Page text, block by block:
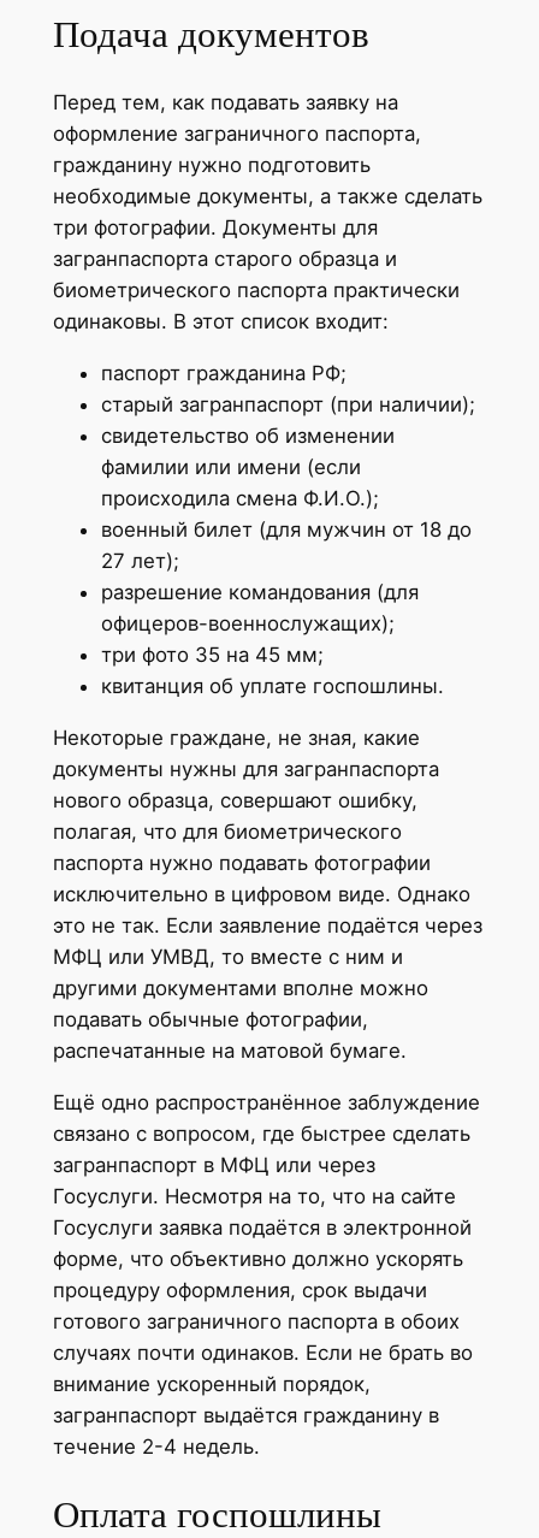
Подача документов
Перед тем, как подавать заявку на
оформление заграничного паспорта,
гражданину нужно подготовить
необходимые документы, а также сделать
три фотографии. Документы для
загранпаспорта старого образца и
биометрического паспорта практически
одинаковы. В этот список входит:
паспорт гражданина РФ;
старый загранпаспорт (при наличии);
свидетельство об изменении
фамилии или имени (если
происходила смена Ф.И.О.);
военный билет (для мужчин от 18 до
27 лет);
разрешение командования (для
офицеров-военнослужащих);
три фото 35 на 45 мм;
квитанция об уплате госпошлины.
Некоторые граждане, не зная, какие
документы нужны для загранпаспорта
нового образца, совершают ошибку,
полагая, что для биометрического
паспорта нужно подавать фотографии
исключительно в цифровом виде. Однако
это не так. Если заявление подаётся через
МФЦ или УМВД, то вместе с ним и
другими документами вполне можно
подавать обычные фотографии,
распечатанные на матовой бумаге.
Ещё одно распространённое заблуждение
связано с вопросом, где быстрее сделать
загранпаспорт в МФЦ или через
Госуслуги. Несмотря на то, что на сайте
Госуслуги заявка подаётся в электронной
форме, что объективно должно ускорять
процедуру оформления, срок выдачи
готового заграничного паспорта в обоих
случаях почти одинаков. Если не брать во
внимание ускоренный порядок,
загранпаспорт выдаётся гражданину в
течение 2-4 недель.
Оплата госпошлины